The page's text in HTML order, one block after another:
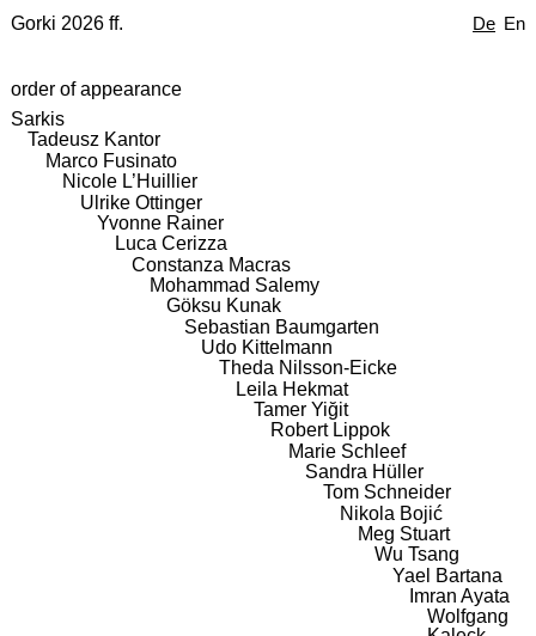
De En
Gorki 2026 ff.
order of appearance
Sarkis
Tadeusz Kantor
Marco Fusinato
Nicole L’Huillier
Ulrike Ottinger
Yvonne Rainer
Luca Cerizza
Constanza Macras
Mohammad Salemy
Göksu Kunak
Sebastian Baumgarten
Udo Kittelmann
Theda Nilsson-Eicke
Leila Hekmat
Tamer Yiğit
Robert Lippok
Marie Schleef
Sandra Hüller
Tom Schneider
Nikola Bojić
Meg Stuart
Wu Tsang
Yael Bartana
Imran Ayata
Wolfgang